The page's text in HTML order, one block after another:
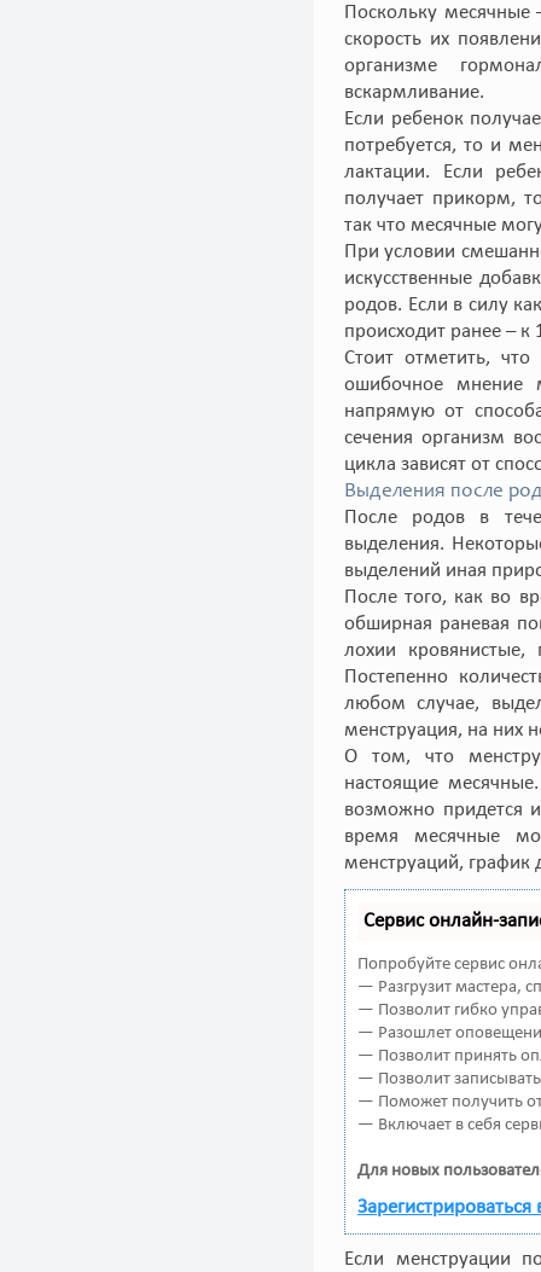
Поскольку месячные
скорость их
организме
вскармливание.
Если ребенок
потребуется, то и
лактации. Если
получает прикорм,
так что месячные
При условии
искусственные
родов. Если в силу
происходит ранее –
Стоит отметить,
ошибочное мнение
напрямую от
сечения организм
цикла зависят от
Выделения после
После родов в
выделения.
выделений иная
После того, как во
обширная раневая
лохии
Постепенно
любом случае,
менструация, на них
О том, что
настоящие
возможно придется
время месячные
менструаций, график
Сервис онлайн-
Попробуйте сервис
— Разгрузит мастера,
— Позволит гибко
— Разошлет
— Позволит принять
— Позволит
— Поможет получить
— Включает в себя
Для новых
Зарегистрироваться
Если менструации